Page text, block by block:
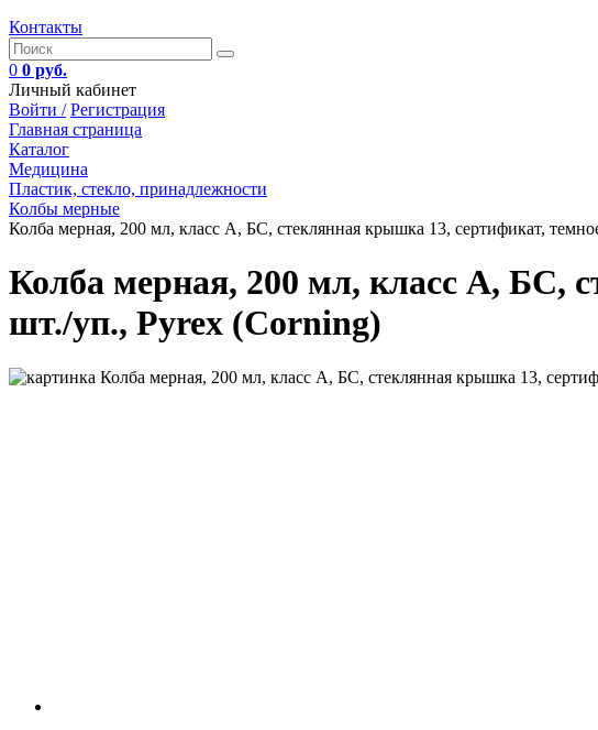
Контакты
0 0 руб.
Личный кабинет
Войти / Регистрация
Главная страница
Каталог
Медицина
Пластик, стекло, принадлежности
Колбы мерные
Колба мерная, 200 мл, класс А, БС, стеклянная крышка 13, сертификат,
Колба мерная, 200 мл, класс А, БС,
шт./уп., Pyrex (Corning)